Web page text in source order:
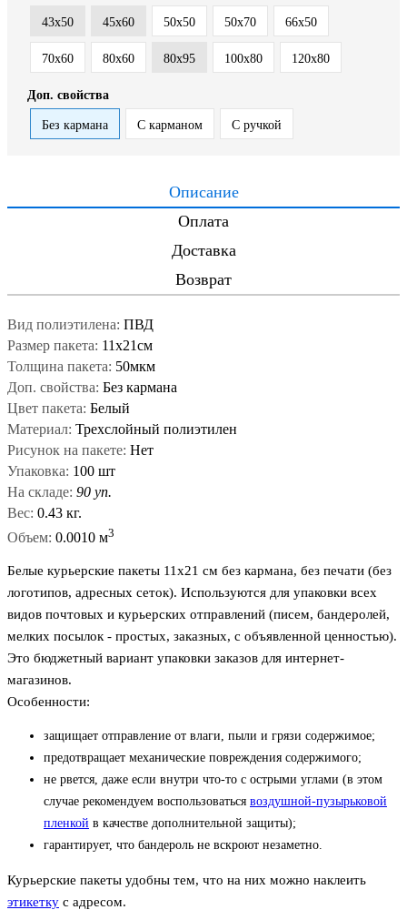
43х50 45x60 50x50 50x70 66х50
70x60 80х60 80х95 100х80 120х80
Доп. свойства
Без кармана С карманом С ручкой
Описание
Оплата
Доставка
Возврат
Вид полиэтилена: ПВД
Размер пакета: 11x21см
Толщина пакета: 50мкм
Доп. свойства: Без кармана
Цвет пакета: Белый
Материал: Трехслойный полиэтилен
Рисунок на пакете: Нет
Упаковка: 100 шт
На складе: 90 уп.
Вес: 0.43 кг.
Объем: 0.0010 м3
Белые курьерские пакеты 11x21 см без кармана, без печати (без
логотипов, адресных сеток). Используются для упаковки всех
видов почтовых и курьерских отправлений (писем, бандеролей,
мелких посылок - простых, заказных, с объявленной ценностью).
Это бюджетный вариант упаковки заказов для интернет-
магазинов.
Особенности:
защищает отправление от влаги, пыли и грязи содержимое;
предотвращает механические повреждения содержимого;
не рвется, даже если внутри что-то с острыми углами (в этом
случае рекомендуем воспользоваться воздушной-пузырьковой
пленкой в качестве дополнительной защиты);
гарантирует, что бандероль не вскроют незаметно.
Курьерские пакеты удобны тем, что на них можно наклеить
этикетку с адресом.